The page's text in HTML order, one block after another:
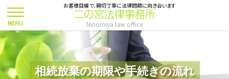
相続放棄の期限や手続きの流れ
お客様目線で、親切丁寧に法律問題に向き合います
二の宮法律事務所
Ninomiya law office